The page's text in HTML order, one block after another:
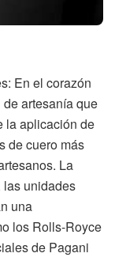
En el corazón
artesanía que
la aplicación de
de cuero más
La
las unidades
una
los Rolls-Royce
de Pagani